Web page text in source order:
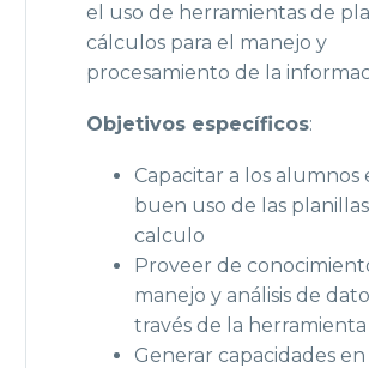
el uso de herramientas de
cálculos para el manejo y
procesamiento de la
Objetivos específicos:
Capacitar a los alumnos
buen uso de las
calculo
Proveer de
manejo y análisis de
través de la herramienta
Generar capacidades en